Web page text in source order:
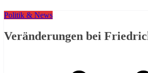
Politik & News
Veränderungen bei